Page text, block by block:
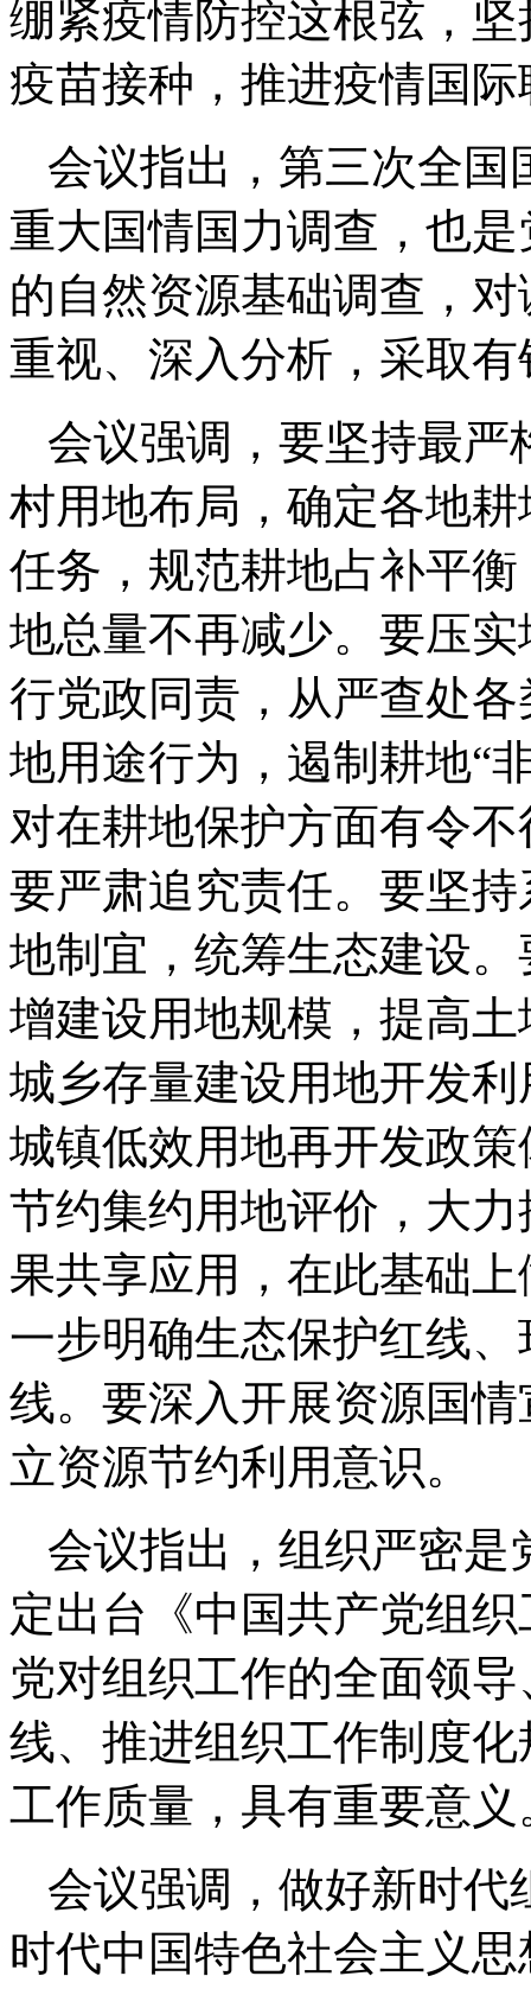
绷紧疫情防控这根弦，
疫苗接种，推进疫情国
会议指出，第三次全国
重大国情国力调查，也
的自然资源基础调查，
重视、深入分析，采取
会议强调，要坚持最严
村用地布局，确定各地
任务，规范耕地占补平
地总量不再减少。要压
行党政同责，从严查处
地用途行为，遏制耕地“
对在耕地保护方面有令
要严肃追究责任。要坚
地制宜，统筹生态建设
增建设用地规模，提高
城乡存量建设用地开发
城镇低效用地再开发政
节约集约用地评价，大
果共享应用，在此基础
一步明确生态保护红线
线。要深入开展资源国
立资源节约利用意识。
会议指出，组织严密是
定出台《中国共产党组
党对组织工作的全面领
线、推进组织工作制度
工作质量，具有重要意义
会议强调，做好新时代
时代中国特色社会主义